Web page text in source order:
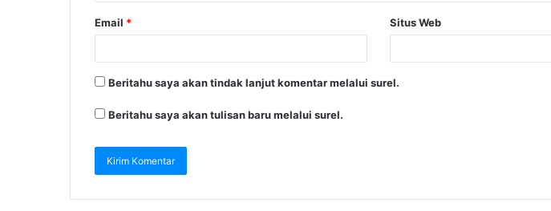
Email * Situs Web
Beritahu saya akan tindak lanjut komentar melalui surel.
Beritahu saya akan tulisan baru melalui surel.